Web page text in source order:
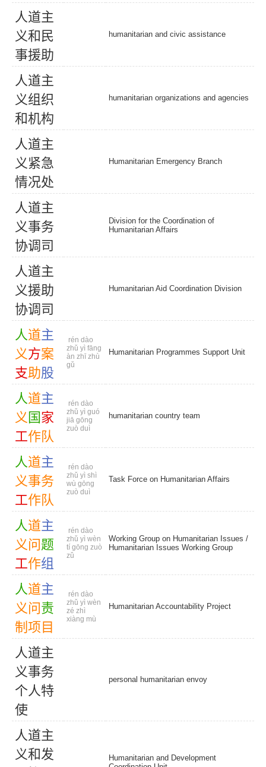
人道主
义和 民
事援助
humanitarian and civic assistance
人道主
义组 织
和机构
humanitarian organizations and agencies
人道主
义 紧急
情况处
Humanitarian Emergency Branch
人道主
义事务
协调 司
Division for the Coordination of
Humanitarian Affairs
人道主
义援助
协调 司
Humanitarian Aid Coordination Division
人道主
义方案
支助股
rén dào
zhǔ yì fāng
àn zhī zhù
gǔ
Humanitarian Programmes Support Unit
人道主
义 国家
工作队
rén dào
zhǔ yì guó
jiā gōng
zuò duì
humanitarian country team
人道主
义事务
工作队
rén dào
zhǔ yì shì
wù gōng
zuò duì
Task Force on Humanitarian Affairs
人道主
义 问题
工作组
rén dào
zhǔ yì wèn
tí gōng zuò
zǔ
Working Group on Humanitarian Issues /
Humanitarian Issues Working Group
人道主
义 问责
制 项 目
rén dào
zhǔ yì wèn
zé zhì
xiàng mù
Humanitarian Accountability Project
人道主
义事务
个人特
使
personal humanitarian envoy
人道主
义和发
Humanitarian and Development